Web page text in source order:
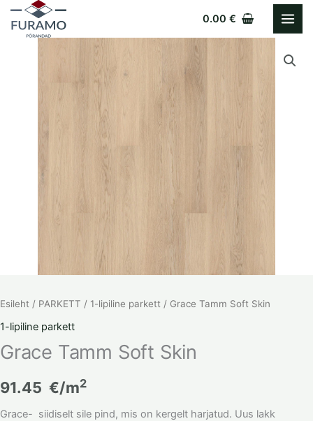
Skip
0.00 €
Esileht / PARKETT / 1-lipiline parkett / Grace Tamm Soft Skin
1-lipiline parkett
Grace Tamm Soft Skin
91.45 €/m2
Grace- siidiselt sile pind, mis on kergelt harjatud. Uus lakk